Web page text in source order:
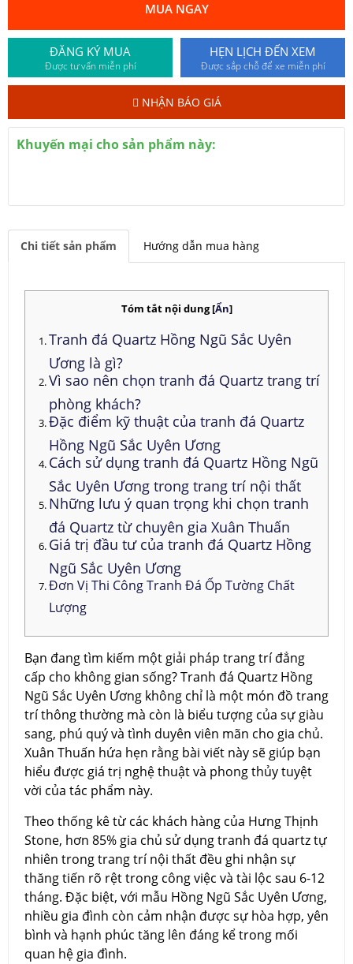
MUA NGAY
ĐĂNG KÝ MUA
Được tư vấn miễn phí
HẸN LỊCH ĐẾN XEM
Được sắp chỗ để xe miễn phí
NHẬN BÁO GIÁ
Khuyến mại cho sản phẩm này:
Chi tiết sản phẩm Hướng dẫn mua hàng
Tóm tắt nội dung[Ẩn]
Tranh đá Quartz Hồng Ngũ Sắc Uyên
Ương là gì?
Vì sao nên chọn tranh đá Quartz trang trí
phòng khách?
Đặc điểm kỹ thuật của tranh đá Quartz
Hồng Ngũ Sắc Uyên Ương
Cách sử dụng tranh đá Quartz Hồng Ngũ
Sắc Uyên Ương trong trang trí nội thất
Những lưu ý quan trọng khi chọn tranh
đá Quartz từ chuyên gia Xuân Thuấn
Giá trị đầu tư của tranh đá Quartz Hồng
Ngũ Sắc Uyên Ương
Đơn Vị Thi Công Tranh Đá Ốp Tường Chất
Lượng
Bạn đang tìm kiếm một giải pháp trang trí đẳng
cấp cho không gian sống? Tranh đá Quartz Hồng
Ngũ Sắc Uyên Ương không chỉ là một món đồ trang
trí thông thường mà còn là biểu tượng của sự giàu
sang, phú quý và tình duyên viên mãn cho gia chủ.
Xuân Thuấn hứa hẹn rằng bài viết này sẽ giúp bạn
hiểu được giá trị nghệ thuật và phong thủy tuyệt
vời của tác phẩm này.
Theo thống kê từ các khách hàng của Hưng Thịnh
Stone, hơn 85% gia chủ sử dụng tranh đá quartz tự
nhiên trong trang trí nội thất đều ghi nhận sự
thăng tiến rõ rệt trong công việc và tài lộc sau 6-12
tháng. Đặc biệt, với mẫu Hồng Ngũ Sắc Uyên Ương,
nhiều gia đình còn cảm nhận được sự hòa hợp, yên
bình và hạnh phúc tăng lên đáng kể trong mối
quan hệ gia đình.